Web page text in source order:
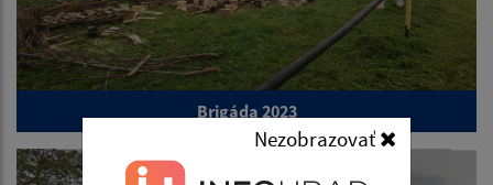
Nezobrazovať
Brigáda 2023